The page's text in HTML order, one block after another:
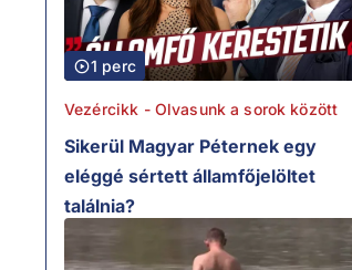
1 perc
Vezércikk - Olvasunk a sorok között
Sikerül Magyar Péternek egy
eléggé sértett államfőjelöltet
találnia?